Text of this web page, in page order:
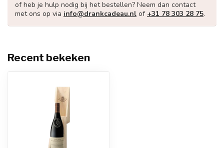
of heb je hulp nodig bij het bestellen? Neem dan contact
met ons op via info@drankcadeau.nl of +31 78 303 28 75.
Recent bekeken